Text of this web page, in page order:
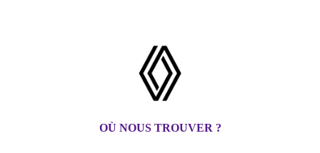
OÙ NOUS TROUVER ?